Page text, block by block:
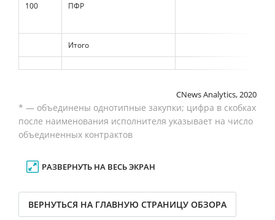
100 ПФР
Итого
CNews Analytics, 2020
* — объединены однотипные закупки; цифра в скобках
после наименования исполнителя указывает на число
объединенных контрактов
РАЗВЕРНУТЬ НА ВЕСЬ ЭКРАН
ВЕРНУТЬСЯ НА ГЛАВНУЮ СТРАНИЦУ ОБЗОРА